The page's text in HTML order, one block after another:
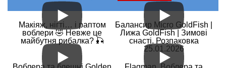
Макіяж, нігті… і раптом
воблери 🤣 Невже це
майбутня рибалка? 🎣
Балансир Micro GoldFish |
Лижа GoldFish | Зимові
снасті. Розпаковка
25.01.2026